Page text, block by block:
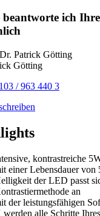
beantworte ich
Götting
/ 963 440 3
kontrastreiche
einer Lebensdauer von
der LED passt
an
der leistungsfähigen
werden alle Schritte